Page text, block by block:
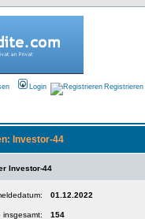
Login Registrieren
Investor-44
Investor-44
01.12.2022
insgesamt: 154